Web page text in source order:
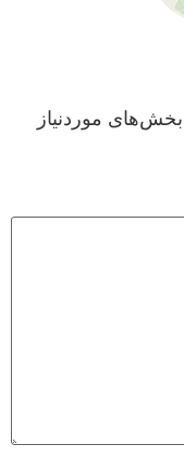
بخش‌های موردنیاز